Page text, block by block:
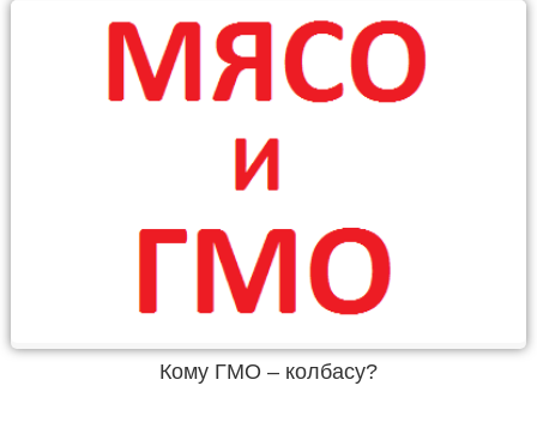
Кому ГМО – колбасу?